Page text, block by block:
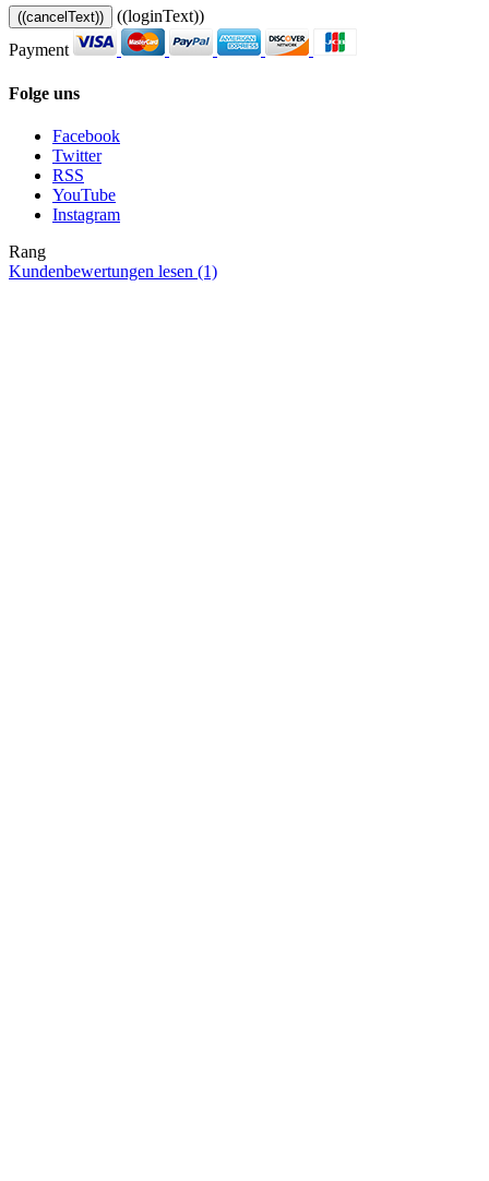
((cancelText))
((loginText))
Payment
Folge uns
Facebook
Twitter
RSS
YouTube
Instagram
Rang
Kundenbewertungen lesen (1)